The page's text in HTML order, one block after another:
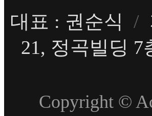
대표 : 권순식 /
21, 정곡빌딩 7
Copyright ©